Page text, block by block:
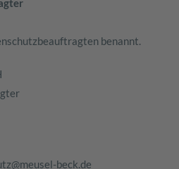
benannt.
beck.de